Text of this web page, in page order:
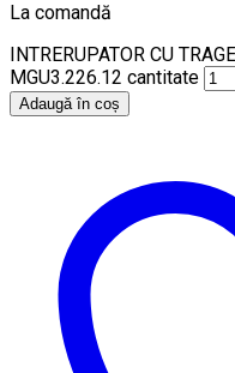
La comandă
INTRERUPATOR CU
MGU3.226.12 cantitate
Adaugă în coș